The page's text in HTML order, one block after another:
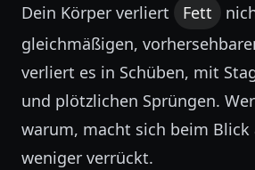
Dein Körper verliert Fett
gleichmäßigen,
verliert es in Schüben, mit
und plötzlichen Sprüngen.
warum, macht sich beim Blick
weniger verrückt.